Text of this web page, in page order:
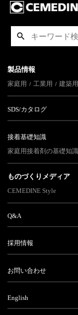
製品情報
家庭用
工業用 建築用
SDS/カタログ
接着基礎知識
家庭用接着剤の基礎知識
ものづくりメディア
CEMEDINE Style
Q&A
採用情報
お問い合わせ
English